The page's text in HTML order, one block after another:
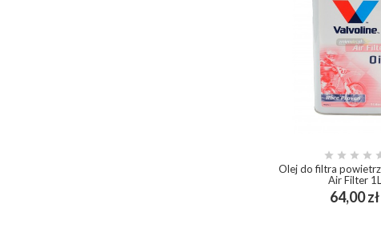
   
Olej do filtra
Air Filter 1L
64,00 zł
add_shopping_cart